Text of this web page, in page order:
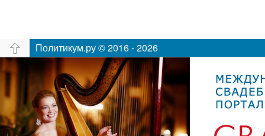
Политикум.ру © 2016 - 2026